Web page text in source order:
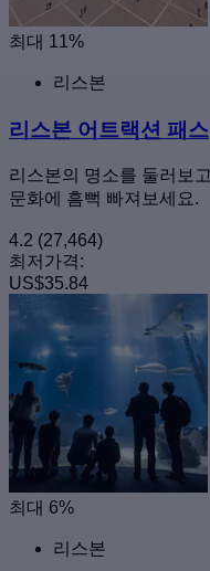
최대 11%
리스본
리스본 어트랙션 패스
리스본의 명소를 둘러보
문화에 흠뻑 빠져보세요.
4.2 (27,464)
최저가격:
US$35.84
최대 6%
리스본